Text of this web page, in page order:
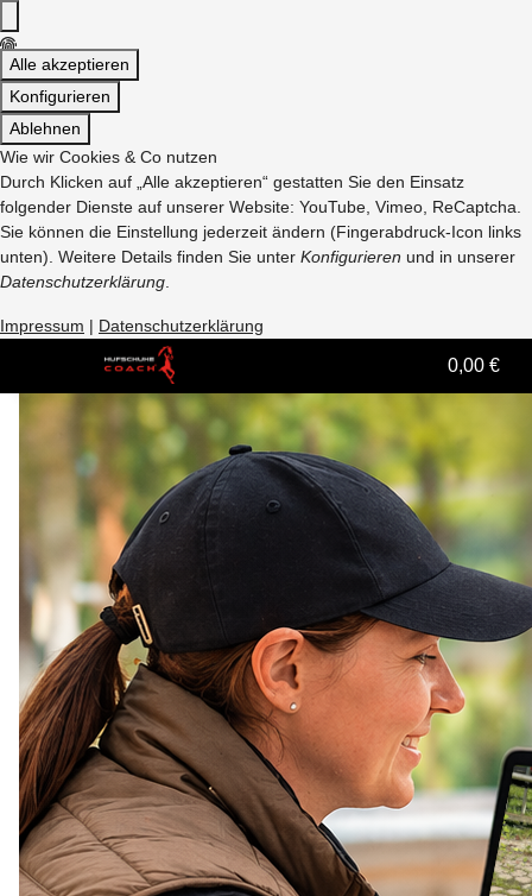
Alle akzeptieren
Konfigurieren
Ablehnen
Wie wir Cookies & Co nutzen
Durch Klicken auf „Alle akzeptieren“ gestatten Sie den Einsatz
folgender Dienste auf unserer Website: YouTube, Vimeo, ReCaptcha.
Sie können die Einstellung jederzeit ändern (Fingerabdruck-Icon links
unten). Weitere Details finden Sie unter Konfigurieren und in unserer
Datenschutzerklärung
Impressum | Datenschutzerklärung
0,00 €